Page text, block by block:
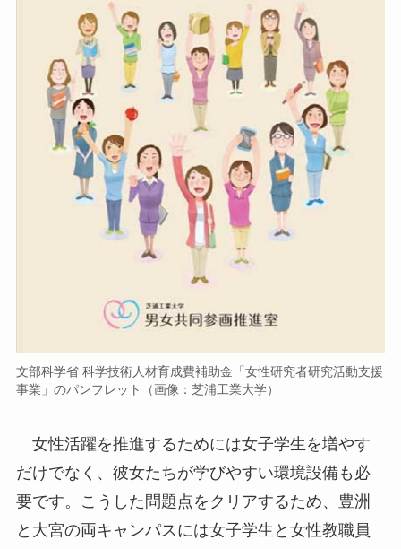
文部科学省 科学技術人材育成費補助金「女性研究者研究活動支援
事業」のパンフレット（画像：芝浦工業大学）
女性活躍を推進するためには女子学生を増やす
だけでなく、彼女たちが学びやすい環境設備も必
要です。こうした問題点をクリアするため、豊洲
と大宮の両キャンパスには女子学生と女性教職員